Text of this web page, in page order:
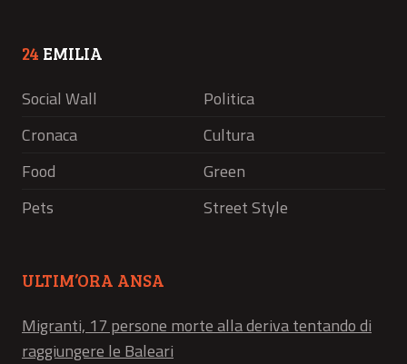
24 EMILIA
Social Wall
Politica
Cronaca
Cultura
Food
Green
Pets
Street Style
ULTIM’ORA ANSA
Migranti, 17 persone morte alla deriva tentando di
raggiungere le Baleari